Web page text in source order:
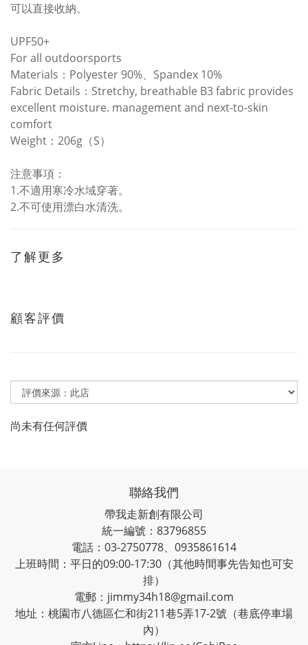
可以直接收納。
UPF50+
For all outdoorsports
Materials：Polyester 90%、Spandex 10%
Fabric Details：Stretchy, breathable B3 fabric provides
excellent moisture. management and next-to-skin
comfort
Weight：206g（S）
注意事項：
1.不適用寒冷水域穿著。
2.不可使用漂白水清洗。
了解更多
顧客評價
尚未有任何評價
聯絡我們
帶我走新創有限公司
統一編號：83796855
電話：03-2750778、0935861614
上班時間：平日的09:00-17:30（其他時間事先告知也可安
排）
電郵：jimmy34h18@gmail.com
地址：桃園市八德區仁和街211巷5弄17-2號（巷底停車場
內）